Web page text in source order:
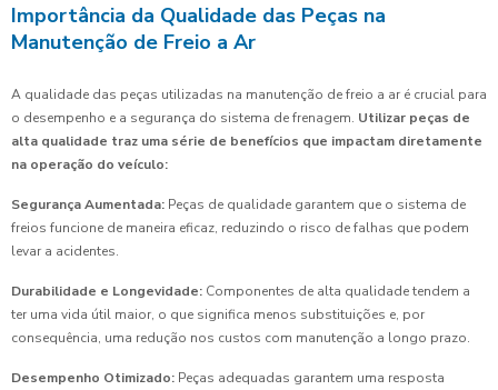
Importância da Qualidade das Peças na
Manutenção de Freio a Ar
A qualidade das peças utilizadas na manutenção de freio a ar é crucial para
o desempenho e a segurança do sistema de frenagem. Utilizar peças de
alta qualidade traz uma série de benefícios que impactam diretamente
na operação do veículo:
Segurança Aumentada: Peças de qualidade garantem que o sistema de
freios funcione de maneira eficaz, reduzindo o risco de falhas que podem
levar a acidentes.
Durabilidade e Longevidade: Componentes de alta qualidade tendem a
ter uma vida útil maior, o que significa menos substituições e, por
consequência, uma redução nos custos com manutenção a longo prazo.
Desempenho Otimizado: Peças adequadas garantem uma resposta